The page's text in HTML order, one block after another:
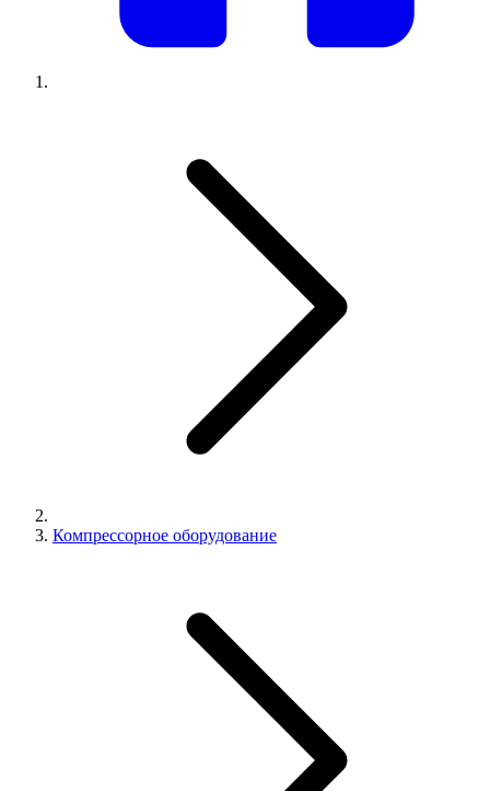
Компрессорное оборудование